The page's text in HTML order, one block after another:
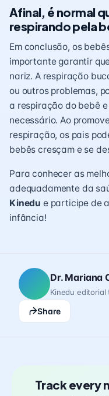
Afinal, é normal
respirando pela
Em conclusão, os
importante garantir
nariz. A respiração
ou outros problemas,
a respiração do bebê
necessário. Ao
respiração, os pais
bebês cresçam e se
Para conhecer as
adequadamente da
Kinedu e participe de
infância!
Dr. Mariana
Kinedu editorial
Share
Track every